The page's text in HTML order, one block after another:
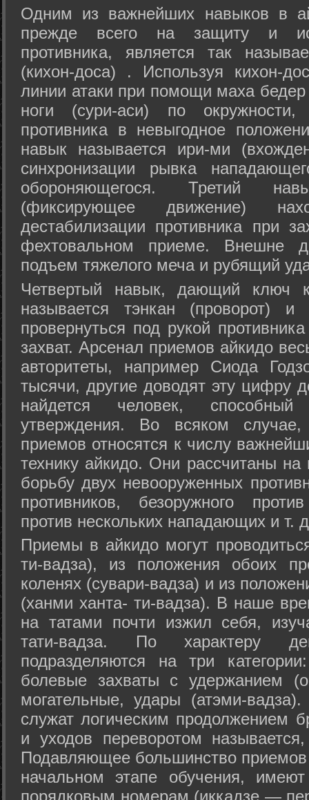
Одним из важнейших навыков в
прежде всего на защиту и
противника, является так
(кихон-доса) . Используя кихон-
линии атаки при помощи маха
ноги (сури-аси) по
противника в невыгодное
навык называется ири-ми
синхронизации рывка
обороняющегося. Третий
(фиксирующее движение)
дестабилизации противника при
фехтовальном приеме. Внешне
подъем тяжелого меча и рубящий
Четвертый навык, дающий ключ
называется тэнкан (проворот)
провернуться под рукой
захват. Арсенал приемов айкидо
авторитеты, например Сиода
тысячи, другие доводят эту цифру
найдется человек,
утверждения. Во всяком
приемов относятся к числу
технику айкидо. Они рассчитаны
борьбу двух невооруженных
противников, безоружного
против нескольких нападающих и т.
Приемы в айкидо могут
ти-вадза), из положения обоих
коленях (сувари-вадза) и из
(ханми ханта- ти-вадза). В наше
на татами почти изжил себя,
тати-вадза. По характеру
подразделяются на три
болевые захваты с удержанием
могательные, удары (атэми-
служат логическим продолжением
и уходов переворотом
Подавляющее большинство
начальном этапе обучения,
порядковым номерам (иккадзе —